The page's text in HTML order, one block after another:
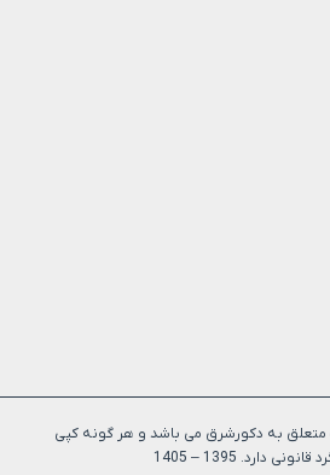
به دکورشرق می باشد و هر گونه کپی
دارد. 1395 – 1405